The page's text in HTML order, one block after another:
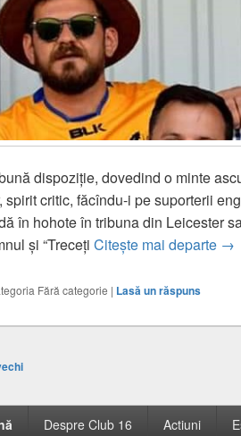
dispoziție, dovedind o minte
spirit critic, făcîndu-i pe suporterii
în hohote în tribuna din Leicester
și “Treceți Citește mai departe →
Fără categorie | Lasă un răspuns
Despre Club 16 Actiuni